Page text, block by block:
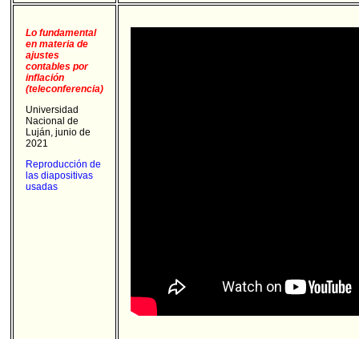
Lo fundamental
en materia de
ajustes
contables por
inflación
(teleconferencia)
Universidad
Nacional de
Luján, junio de
2021
Reproducción de
las diapositivas
usadas